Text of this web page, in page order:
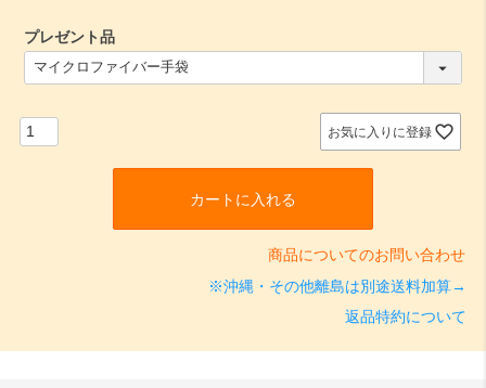
プレゼント品
必
お気に入りに登録
カートに入れる
商品についてのお問い合わせ
※沖縄・その他離島は別途送料加算→
返品特約について